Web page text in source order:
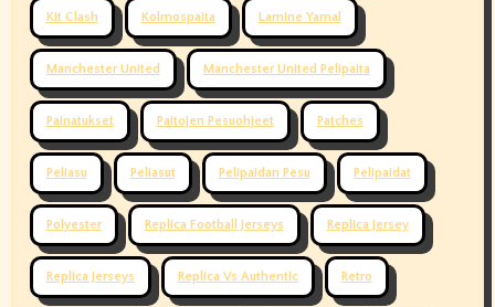
Kit Clash Kolmospaita Lamine Yamal
Manchester United Manchester United Pelipaita
Painatukset Paitojen Pesuohjeet Patches
Peliasu Peliasut Pelipaidan Pesu Pelipaidat
Polyester Replica Football Jerseys Replica Jersey
Replica Jerseys Replica Vs Authentic Retro